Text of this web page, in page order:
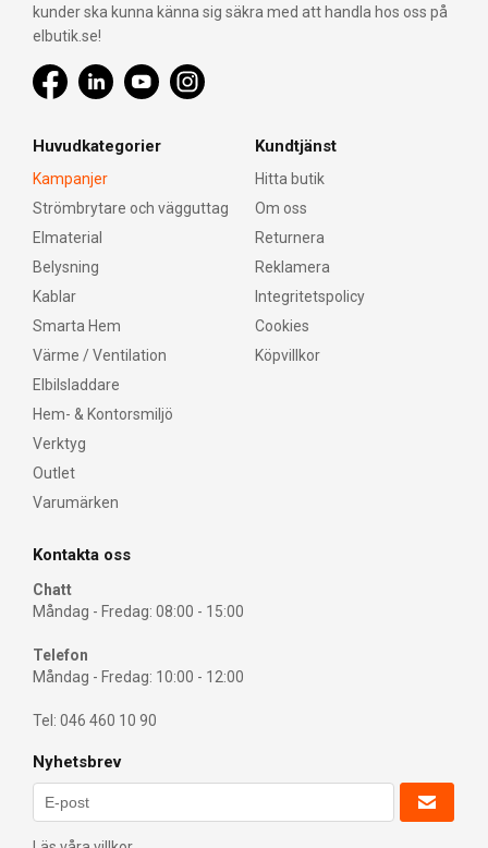
kunder ska kunna känna sig säkra med att handla hos oss på
elbutik.se!
Huvudkategorier
Kampanjer
Strömbrytare och vägguttag
Elmaterial
Belysning
Kablar
Smarta Hem
Värme / Ventilation
Elbilsladdare
Hem- & Kontorsmiljö
Verktyg
Outlet
Varumärken
Kundtjänst
Hitta butik
Om oss
Returnera
Reklamera
Integritetspolicy
Cookies
Köpvillkor
Kontakta oss
Chatt
Måndag - Fredag: 08:00 - 15:00
Telefon
Måndag - Fredag: 10:00 - 12:00
Tel: 046 460 10 90
Nyhetsbrev